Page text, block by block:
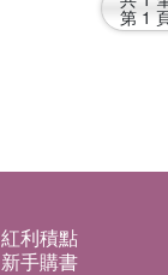
第 1
紅利積點
新手購書